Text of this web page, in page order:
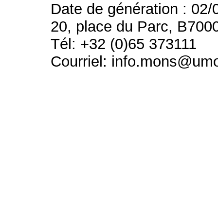
Date de génération : 02/
20, place du Parc,
Tél: +32 (0)65 373111
Courriel: